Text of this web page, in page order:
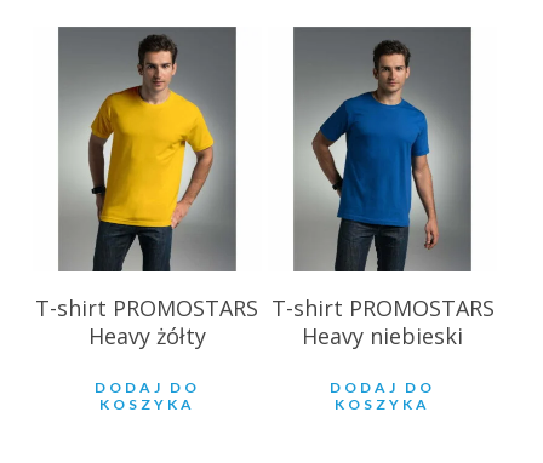
28.85 zł
T-shirt PROMOSTARS
Heavy żółty
DODAJ DO
KOSZYKA
28.85zł
T-shirt PROMOSTARS
Heavy niebieski
DODAJ DO
KOSZYKA